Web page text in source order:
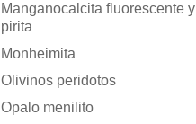
Manganocalcita fluorescente y
pirita
Monheimita
Olivinos peridotos
Opalo menilito